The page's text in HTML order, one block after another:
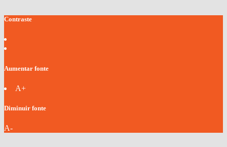
Contraste
Aumentar fonte
A+
Diminuir fonte
A-